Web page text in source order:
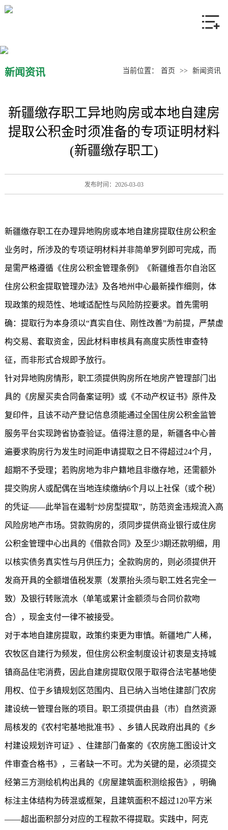
产品中心
联系我们
新闻资讯 当前位置： 首页 >> 新闻资讯
新疆缴存职工异地购房或本地自建房
提取公积金时须准备的专项证明材料
(新疆缴存职工)
发布时间：2026-03-03
新疆缴存职工在办理异地购房或本地自建房提取住房公积金
业务时，所涉及的专项证明材料并非简单罗列即可完成，而
是需严格遵循《住房公积金管理条例》《新疆维吾尔自治区
住房公积金提取管理办法》及各地州中心最新操作细则，体
现政策的规范性、地域适配性与风险防控要求。首先需明
确：提取行为本身须以“真实自住、刚性改善”为前提，严禁虚
构交易、套取资金，因此材料审核具有高度实质性审查特
征，而非形式合规即予放行。
针对异地购房情形，职工须提供购房所在地房产管理部门出
具的《房屋买卖合同备案证明》或《不动产权证书》原件及
复印件，且该不动产登记信息须能通过全国住房公积金监管
服务平台实现跨省协查验证。值得注意的是，新疆各中心普
遍要求购房行为发生时间距申请提取之日不得超过24个月，
超期不予受理；若购房地为非户籍地且非缴存地，还需额外
提交购房人或配偶在当地连续缴纳6个月以上社保（或个税）
的凭证——此举旨在遏制“炒房型提取”，防范资金违规流入高
风险房地产市场。贷款购房的，须同步提供商业银行或住房
公积金管理中心出具的《借款合同》及至少3期还款明细，用
以核实债务真实性与月供压力；全款购房的，则必须提供开
发商开具的全额增值税发票（发票抬头须与职工姓名完全一
致）及银行转账流水（单笔或累计金额须与合同价款吻
合），现金支付一律不被接受。
对于本地自建房提取，政策约束更为审慎。新疆地广人稀，
农牧区自建行为频发，但住房公积金制度设计初衷是支持城
镇商品住宅消费，因此自建房提取仅限于取得合法宅基地使
用权、位于乡镇规划区范围内、且已纳入当地住建部门农房
建设统一管理台账的项目。职工须提供由县（市）自然资源
局核发的《农村宅基地批准书》、乡镇人民政府出具的《乡
村建设规划许可证》、住建部门备案的《农房施工图设计文
件审查合格书》，三者缺一不可。尤为关键的是，必须提交
经第三方测绘机构出具的《房屋建筑面积测绘报告》，明确
标注主体结构为砖混或框架，且建筑面积不超过120平方米
——超出面积部分对应的工程款不得提取。实践中，阿克